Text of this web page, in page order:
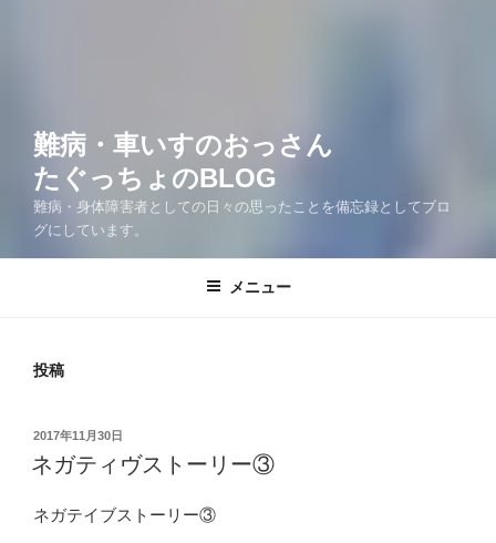
難病・車いすのおっさん
たぐっちょのBLOG
難病・身体障害者としての日々の思ったことを備忘録としてブロ
グにしています。
メニュー
投稿
投
稿
日:
2017年11月30日
ネガティヴストーリー③
ネガテイブストーリー③